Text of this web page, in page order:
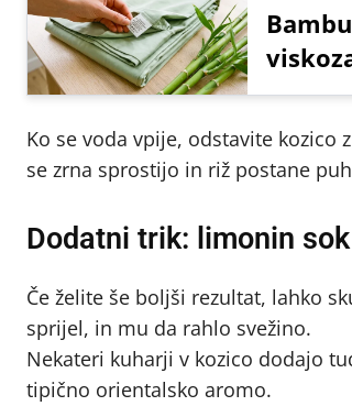
Ko se voda vpije, odstavite kozico
se zrna sprostijo in riž postane
Dodatni trik: limonin
Če želite še boljši rezultat, lahko
sprijel, in mu da rahlo svežino.
Nekateri kuharji v kozico dodajo
tipično orientalsko aromo.